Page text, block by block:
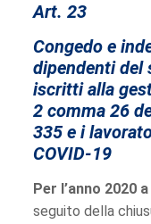
Art. 23
Congedo e
dipendenti del
iscritti alla
2 comma 26
335 e i
COVID-19
Per l’anno 2020
seguito della